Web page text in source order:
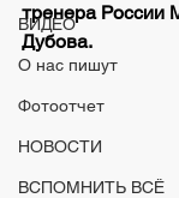
ВИДЕО
О нас пишут
Фотоотчет
НОВОСТИ
ВСПОМНИТЬ ВСЁ
тренера России
Дубова.